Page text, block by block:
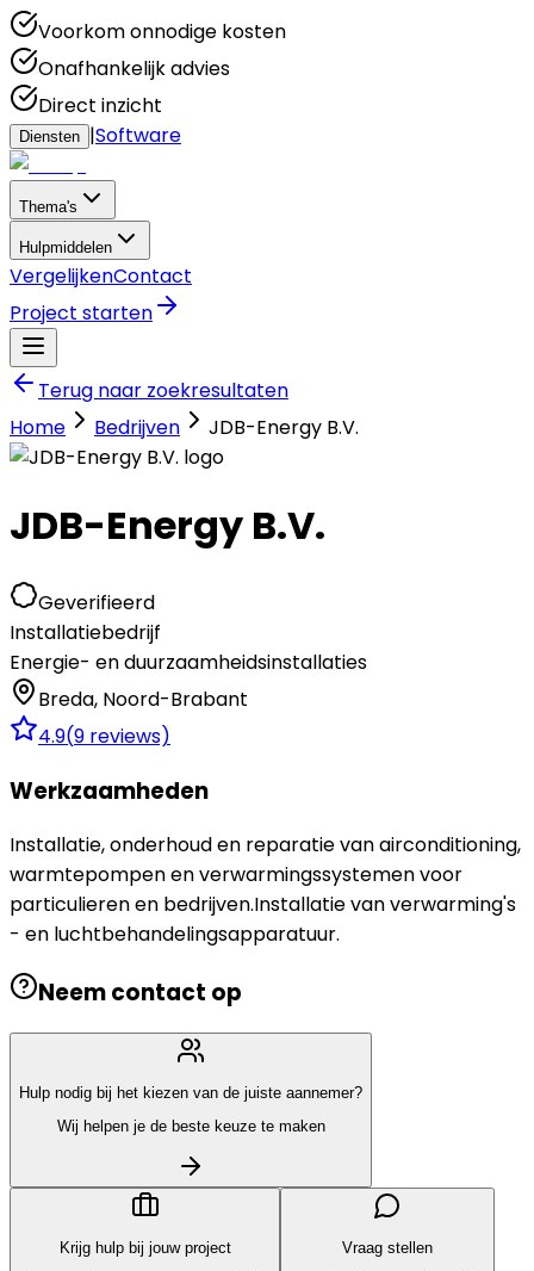
Voorkom onnodige kosten
Onafhankelijk advies
Direct inzicht
Diensten |Software
Thema's
Hulpmiddelen
VergelijkenContact
Project starten
Terug naar zoekresultaten
Home
Bedrijven JDB-Energy B.V.
JDB-Energy B.V.
Geverifieerd
Installatiebedrijf
Energie- en duurzaamheidsinstallaties
Breda, Noord-Brabant
4.9(9 reviews)
Werkzaamheden
Installatie, onderhoud en reparatie van airconditioning,
warmtepompen en verwarmingssystemen voor
particulieren en bedrijven.Installatie van verwarming's
- en luchtbehandelingsapparatuur.
Neem contact op
Hulp nodig bij het kiezen van de juiste aannemer?
Wij helpen je de beste keuze te maken
Krijg hulp bij jouw project
Vraag stellen